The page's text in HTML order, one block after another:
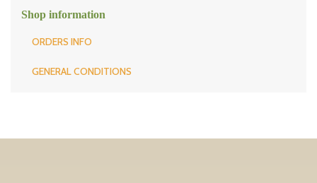
Shop information
ORDERS INFO
GENERAL CONDITIONS